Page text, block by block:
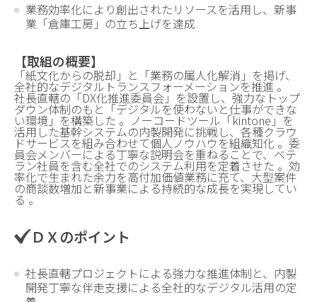
業務効率化により創出されたリソースを活用し、新事
業「倉庫工房」の立ち上げを達成
【取組の概要】
「紙文化からの脱却」と「業務の属人化解消」を掲げ、
全社的なデジタルトランスフォーメーションを推進 。
社長直轄の「DX化推進委員会」を設置し、強力なトップ
ダウン体制のもと「デジタルを使わないと仕事ができな
い環境」を構築した 。ノーコードツール「kintone」を
活用した基幹システムの内製開発に挑戦し、各種クラウ
ドサービスを組み合わせて個人ノウハウを組織知化 。委
員会メンバーによる丁寧な説明会を重ねることで、ベテ
ラン社員を含む全社でのシステム利用を定着させた 。効
率化で生まれた余力を高付加価値業務に充て、大型案件
の商談数増加と新事業による持続的な成長を実現してい
る 。
ＤＸのポイント
社長直轄プロジェクトによる強力な推進体制と、内製
開発丁寧な伴走支援による全社的なデジタル活用の定